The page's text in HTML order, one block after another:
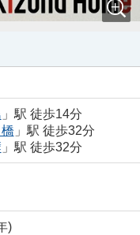
」駅 徒歩14分
」駅 徒歩32分
」駅 徒歩32分
)